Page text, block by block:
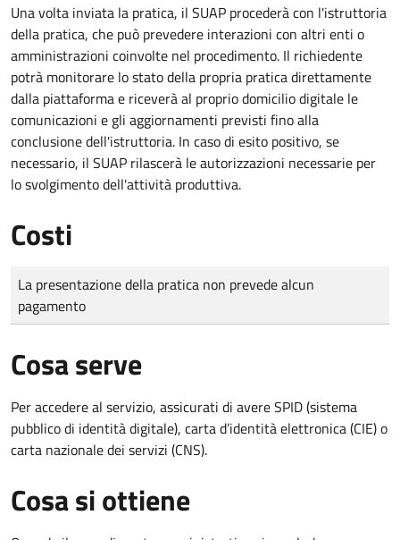
Una volta inviata la pratica, il SUAP procederà con l'istruttoria
della pratica, che può prevedere interazioni con altri enti o
amministrazioni coinvolte nel procedimento. Il richiedente
potrà monitorare lo stato della propria pratica direttamente
dalla piattaforma e riceverà al proprio domicilio digitale le
comunicazioni e gli aggiornamenti previsti fino alla
conclusione dell'istruttoria. In caso di esito positivo, se
necessario, il SUAP rilascerà le autorizzazioni necessarie per
lo svolgimento dell'attività produttiva.
Costi
Tipo di pagamento
Importo
La presentazione della pratica non prevede alcun
pagamento
Cosa serve
Per accedere al servizio, assicurati di avere SPID (sistema
pubblico di identità digitale), carta d’identità elettronica (CIE) o
carta nazionale dei servizi (CNS).
Cosa si ottiene